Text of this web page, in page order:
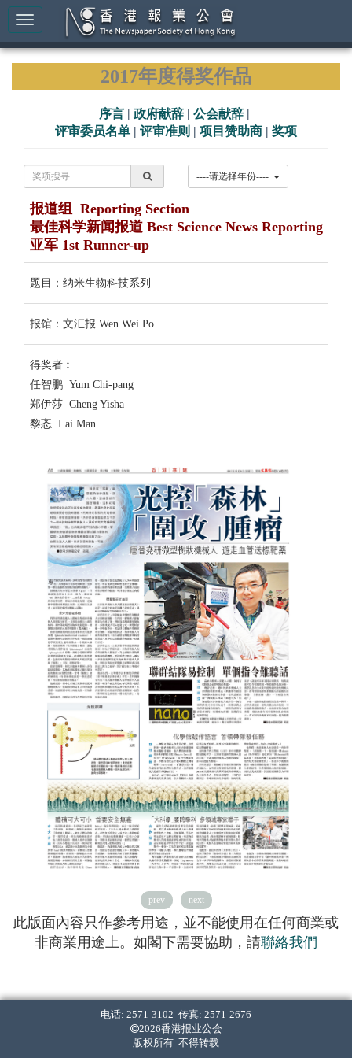
2017年度得奖作品
序言 | 政府献辞 | 公会献辞 |
评审委员名单 | 评审准则 | 项目赞助商 | 奖项
报道组 Reporting Section
最佳科学新闻报道 Best Science News Reporting
亚军 1st Runner-up
题目：纳米生物科技系列
报馆：文汇报 Wen Wei Po
得奖者︰
任智鹏 Yum Chi-pang
郑伊莎 Cheng Yisha
黎忞 Lai Man
prev next
此版面內容只作參考用途，並不能使用在任何商業或
非商業用途上。如閣下需要協助，請聯絡我們
电话: 2571-3102 传真: 2571-2676
2026香港报业公会
版权所有 不得转载